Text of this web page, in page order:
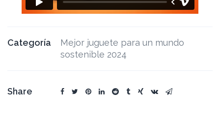
Categoría
Mejor juguete para un mundo
sostenible 2024
Share